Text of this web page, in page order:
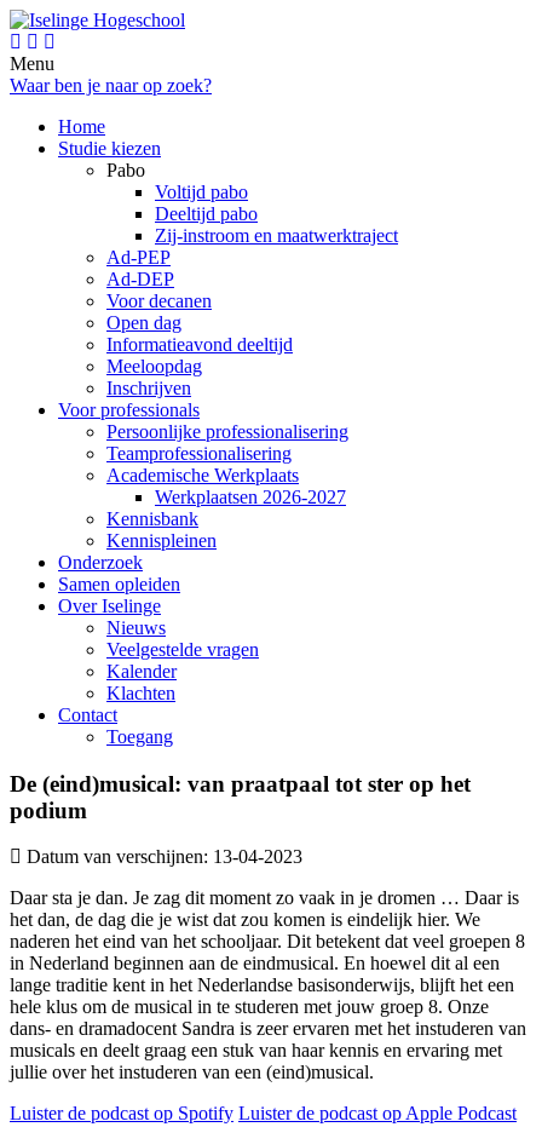
Menu
Waar ben je naar op zoek?
Home
Studie kiezen
Pabo
Voltijd pabo
Deeltijd pabo
Zij-instroom en maatwerktraject
Ad-PEP
Ad-DEP
Voor decanen
Open dag
Informatieavond deeltijd
Meeloopdag
Inschrijven
Voor professionals
Persoonlijke professionalisering
Teamprofessionalisering
Academische Werkplaats
Werkplaatsen 2026-2027
Kennisbank
Kennispleinen
Onderzoek
Samen opleiden
Over Iselinge
Nieuws
Veelgestelde vragen
Kalender
Klachten
Contact
Toegang
De (eind)musical: van praatpaal tot ster op het
podium
Datum van verschijnen: 13-04-2023
Daar sta je dan. Je zag dit moment zo vaak in je dromen … Daar is
het dan, de dag die je wist dat zou komen is eindelijk hier. We
naderen het eind van het schooljaar. Dit betekent dat veel groepen 8
in Nederland beginnen aan de eindmusical. En hoewel dit al een
lange traditie kent in het Nederlandse basisonderwijs, blijft het een
hele klus om de musical in te studeren met jouw groep 8. Onze
dans- en dramadocent Sandra is zeer ervaren met het instuderen van
musicals en deelt graag een stuk van haar kennis en ervaring met
jullie over het instuderen van een (eind)musical.
Luister de podcast op Spotify Luister de podcast op Apple Podcast